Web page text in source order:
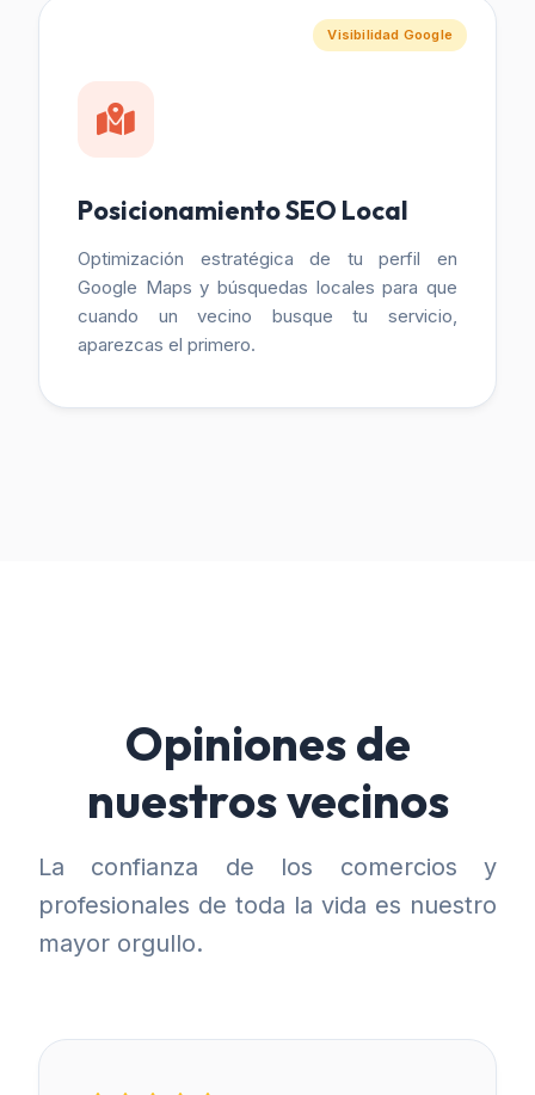
Visibilidad Google
Posicionamiento SEO Local
Optimización estratégica de tu perfil en
Google Maps y búsquedas locales para que
cuando un vecino busque tu servicio,
aparezcas el primero.
Opiniones de
nuestros vecinos
La confianza de los comercios y
profesionales de toda la vida es nuestro
mayor orgullo.